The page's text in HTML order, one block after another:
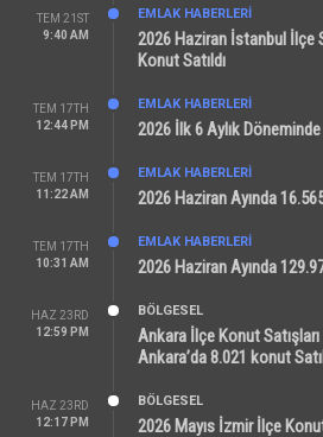
TEM 21ST
9:40 AM
EMLAK HABERLERI
2026 Haziran İstanbul İlçe
Konut Satıldı
TEM 17TH
12:44 PM
EMLAK HABERLERI
2026 İlk 6 Aylık
TEM 17TH
11:22 AM
EMLAK HABERLERI
2026 Haziran Ayında
TEM 17TH
10:31 AM
EMLAK HABERLERI
2026 Haziran Ayında
HAZ 23RD
12:59 PM
BÖLGESEL
Ankara İlçe Konut Satışları
Ankara’da 8.021 konut
HAZ 23RD
12:17 PM
BÖLGESEL
2026 Mayıs İzmir İlçe